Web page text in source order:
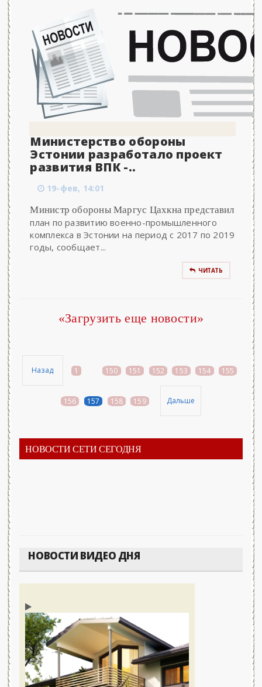
Министерство обороны
Эстонии разработало проект
развития ВПК -..
19-фев, 14:01
Министр обороны Маргус Цахкна представил
план по развитию военно-промышленного
комплекса в Эстонии на период с 2017 по 2019
годы, сообщает...
ЧИТАТЬ
«Загрузить еще новости»
Назад 1 150 151 152 153 154 155
156 157 158 159 Дальше
НОВОСТИ СЕТИ СЕГОДНЯ
НОВОСТИ ВИДЕО ДНЯ